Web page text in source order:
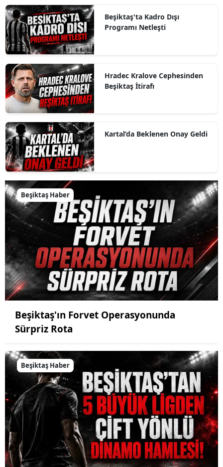
Beşiktaş'ta Kadro Dışı
Programı Netleşti
Hradec Kralove Cephesinden
Beşiktaş İtirafı
Kartal’da Beklenen Onay Geldi
Beşiktaş Haber
Beşiktaş'ın Forvet Operasyonunda
Sürpriz Rota
Beşiktaş Haber